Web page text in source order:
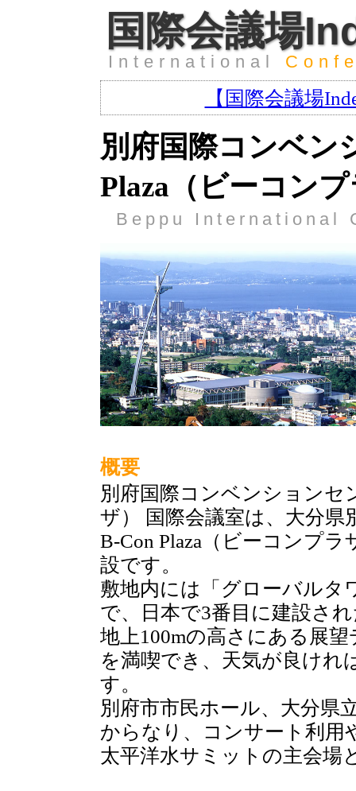
国際会議場
International
【国際会議場
別府国際コンベン
Plaza（ビーコン
Beppu International
概要
別府国際コンベンションセ
ザ） 国際会議室は、大分
B-Con Plaza（ビーコンプ
設です。
敷地内には「グローバルタ
で、日本で3番目に建設さ
地上100mの高さにある展
を満喫でき、天気が良けれ
す。
別府市市民ホール、大分県
からなり、コンサート利用
太平洋水サミットの主会場